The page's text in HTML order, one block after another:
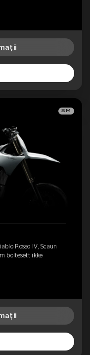
SM
Rosso IV, Scaun
boltesett ikke